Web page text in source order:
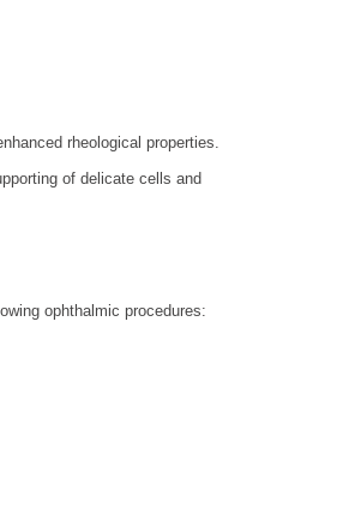
rheological properties.
of delicate cells and
ophthalmic procedures: